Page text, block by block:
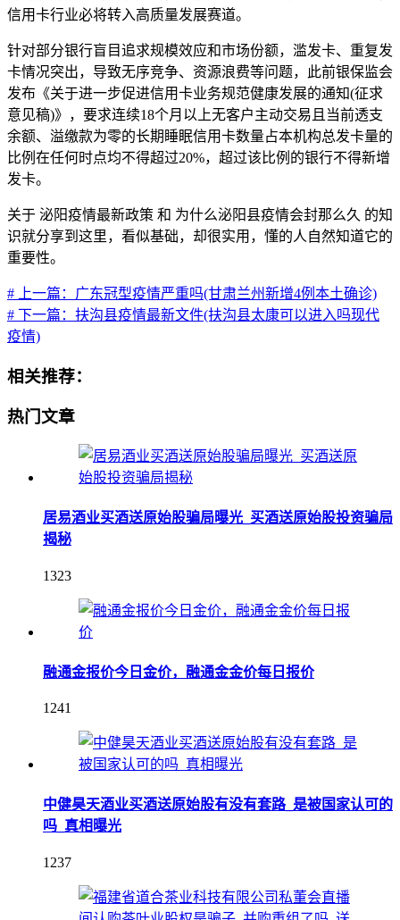
信用卡行业必将转入高质量发展赛道。
针对部分银行盲目追求规模效应和市场份额，滥发卡、重复发
卡情况突出，导致无序竞争、资源浪费等问题，此前银保监会
发布《关于进一步促进信用卡业务规范健康发展的通知(征求
意见稿)》，要求连续18个月以上无客户主动交易且当前透支
余额、溢缴款为零的长期睡眠信用卡数量占本机构总发卡量的
比例在任何时点均不得超过20%，超过该比例的银行不得新增
发卡。
关于 泌阳疫情最新政策 和 为什么泌阳县疫情会封那么久 的知
识就分享到这里，看似基础，却很实用，懂的人自然知道它的
重要性。
# 上一篇：广东冠型疫情严重吗(甘肃兰州新增4例本土确诊)
# 下一篇：扶沟县疫情最新文件(扶沟县太康可以进入吗现代
疫情)
相关推荐：
热门文章
居易酒业买酒送原始股骗局曝光_买酒送原始股投资骗局
揭秘
1323
融通金报价今日金价，融通金金价每日报价
1241
中健昊天酒业买酒送原始股有没有套路_是被国家认可的
吗_真相曝光
1237